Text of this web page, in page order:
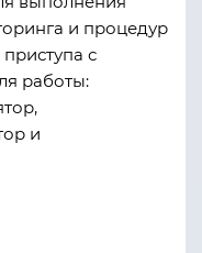
и процедур
с
работы:
и